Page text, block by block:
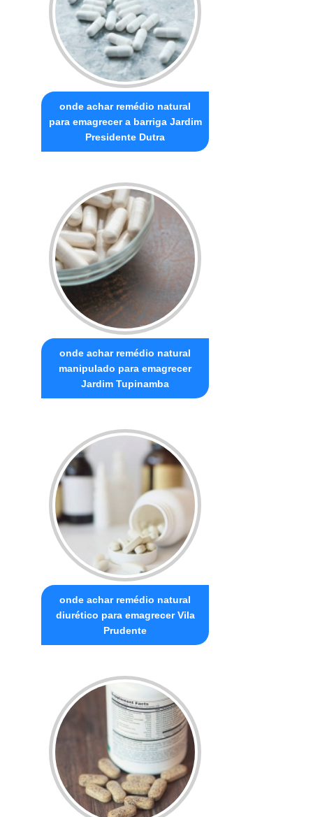
onde achar remédio natural
para emagrecer a barriga Jardim
Presidente Dutra
onde achar remédio natural
manipulado para emagrecer
Jardim Tupinamba
onde achar remédio natural
diurético para emagrecer Vila
Prudente